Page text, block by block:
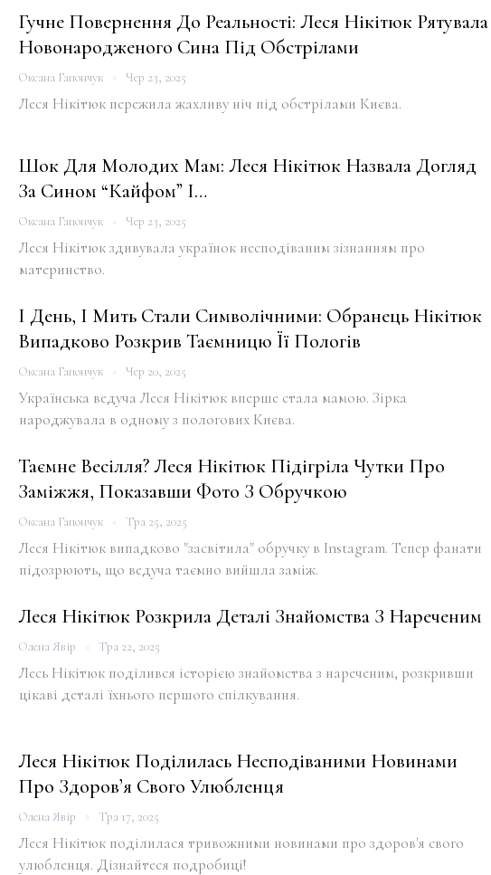
Гучне Повернення До Реальності: Леся Нікітюк Рятувала
Новонародженого Сина Під Обстрілами
Оксана Гапончук Чер 23, 2025
Леся Нікітюк пережила жахливу ніч під обстрілами Києва.
Шок Для Молодих Мам: Леся Нікітюк Назвала Догляд
За Сином “кайфом” І…
Оксана Гапончук Чер 23, 2025
Леся Нікітюк здивувала українок несподіваним зізнанням про
материнство.
І День, І Мить Стали Символічними: Обранець Нікітюк
Випадково Розкрив Таємницю Її Пологів
Оксана Гапончук Чер 20, 2025
Українська ведуча Леся Нікітюк вперше стала мамою. Зірка
народжувала в одному з пологових Києва.
Таємне Весілля? Леся Нікітюк Підігріла Чутки Про
Заміжжя, Показавши Фото З Обручкою
Оксана Гапончук Тра 25, 2025
Леся Нікітюк випадково "засвітила" обручку в Instagram. Тепер фанати
підозрюють, що ведуча таємно вийшла заміж.
Леся Нікітюк Розкрила Деталі Знайомства З Нареченим
Олена Явір Тра 22, 2025
Лесь Нікітюк поділився історією знайомства з нареченим, розкривши
цікаві деталі їхнього першого спілкування.
Леся Нікітюк Поділилась Несподіваними Новинами
Про Здоров’я Свого Улюбленця
Олена Явір Тра 17, 2025
Леся Нікітюк поділилася тривожними новинами про здоров'я свого
улюбленця. Дізнайтеся подробиці!